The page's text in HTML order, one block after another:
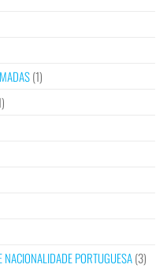
(1)
PORTUGUESA(3)